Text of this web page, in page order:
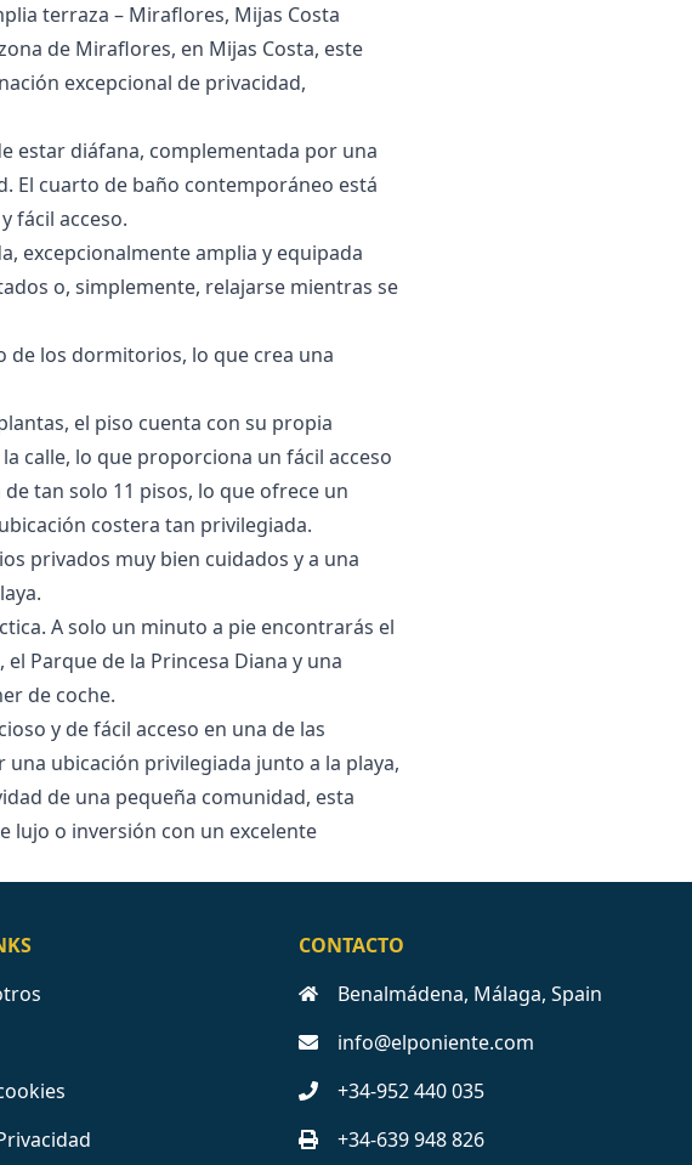
terraza – Miraflores, Mijas Costa
de Miraflores, en Mijas Costa, este
excepcional de privacidad,
estar diáfana, complementada por una
El cuarto de baño contemporáneo está
fácil acceso.
excepcionalmente amplia y equipada
o, simplemente, relajarse mientras se
de los dormitorios, lo que crea una
el piso cuenta con su propia
calle, lo que proporciona un fácil acceso
tan solo 11 pisos, lo que ofrece un
costera tan privilegiada.
privados muy bien cuidados y a una
A solo un minuto a pie encontrarás el
Parque de la Princesa Diana y una
de coche.
y de fácil acceso en una de las
ubicación privilegiada junto a la playa,
de una pequeña ‌comunidad, ‌esta
lujo o ‌inversión ‌con ‌un ‌excelente
CONTACTO
Benalmádena, Málaga, Spain
info@elponiente.com
+34-952 440 035
+34-639 948 826